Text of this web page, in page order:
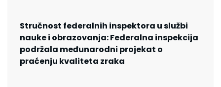
Stručnost federalnih inspektora u službi
nauke i obrazovanja: Federalna inspekcija
podržala međunarodni projekat o
praćenju kvaliteta zraka